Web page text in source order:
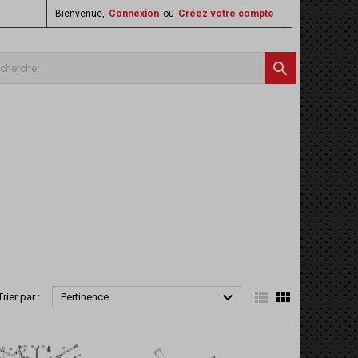
Bienvenue, Connexion ou Créez votre compte

par : Pertinence   